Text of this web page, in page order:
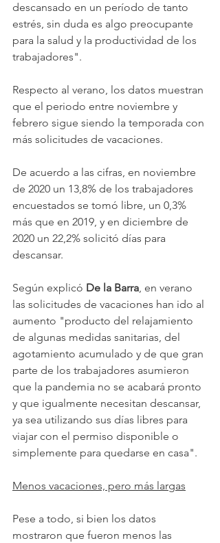
descansado en un período de tanto
estrés, sin duda es algo preocupante
para la salud y la productividad de los
trabajadores".
Respecto al verano, los datos muestran
que el periodo entre noviembre y
febrero sigue siendo la temporada con
más solicitudes de vacaciones.
De acuerdo a las cifras, en noviembre
de 2020 un 13,8% de los trabajadores
encuestados se tomó libre, un 0,3%
más que en 2019, y en diciembre de
2020 un 22,2% solicitó días para
descansar.
Según explicó De la Barra, en verano
las solicitudes de vacaciones han ido al
aumento "producto del relajamiento
de algunas medidas sanitarias, del
agotamiento acumulado y de que gran
parte de los trabajadores asumieron
que la pandemia no se acabará pronto
y que igualmente necesitan descansar,
ya sea utilizando sus días libres para
viajar con el permiso disponible o
simplemente para quedarse en casa".
Menos vacaciones, pero más largas
Pese a todo, si bien los datos
mostraron que fueron menos las